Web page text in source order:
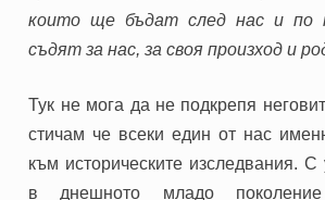
които ще бъдат след нас и по
съдят за нас, за своя произход и
Тук не мога да не подкрепя
стичам че всеки един от нас
към историческите изследвания. С
в днешното младо